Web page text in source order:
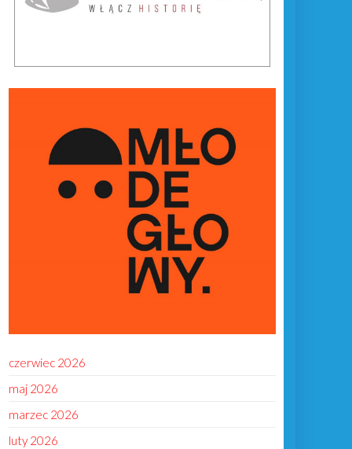
czerwiec 2026
maj 2026
marzec 2026
luty 2026